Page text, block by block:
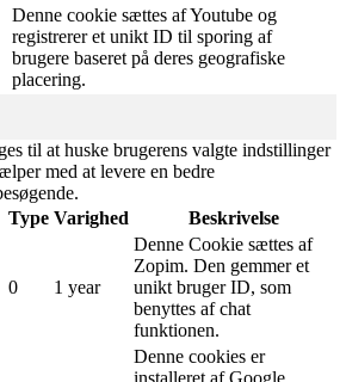
Denne cookie sættes af Youtube og
registrerer et unikt ID til sporing af
brugere baseret på deres geografiske
placering.
til at huske brugerens valgte indstillinger
med at levere en bedre
Type Varighed Beskrivelse
0 1 year
Denne Cookie sættes af
Zopim. Den gemmer et
unikt bruger ID, som
benyttes af chat
funktionen.
Denne cookies er
installeret af Google